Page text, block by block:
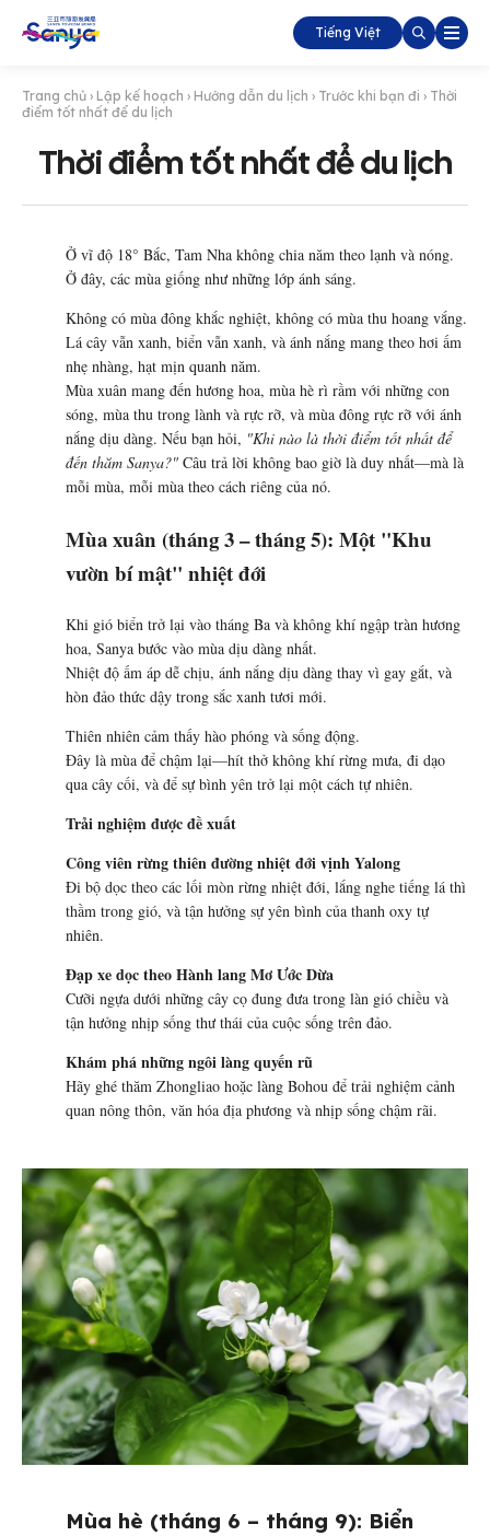
Tiếng Việt
Trang chủ › Lập kế hoạch › Hướng dẫn du lịch › Trước khi bạn đi › Thời
điểm tốt nhất để du lịch
Thời điểm tốt nhất để du lịch
Ở vĩ độ 18° Bắc, Tam Nha không chia năm theo lạnh và nóng.
Ở đây, các mùa giống như những lớp ánh sáng.
Không có mùa đông khắc nghiệt, không có mùa thu hoang vắng.
Lá cây vẫn xanh, biển vẫn xanh, và ánh nắng mang theo hơi ấm
nhẹ nhàng, hạt mịn quanh năm.
Mùa xuân mang đến hương hoa, mùa hè rì rầm với những con
sóng, mùa thu trong lành và rực rỡ, và mùa đông rực rỡ với ánh
nắng dịu dàng. Nếu bạn hỏi, "Khi nào là thời điểm tốt nhất để
đến thăm Sanya?" Câu trả lời không bao giờ là duy nhất—mà là
mỗi mùa, mỗi mùa theo cách riêng của nó.
Mùa xuân (tháng 3 – tháng 5): Một "Khu
vườn bí mật" nhiệt đới
Khi gió biển trở lại vào tháng Ba và không khí ngập tràn hương
hoa, Sanya bước vào mùa dịu dàng nhất.
Nhiệt độ ấm áp dễ chịu, ánh nắng dịu dàng thay vì gay gắt, và
hòn đảo thức dậy trong sắc xanh tươi mới.
Thiên nhiên cảm thấy hào phóng và sống động.
Đây là mùa để chậm lại—hít thở không khí rừng mưa, đi dạo
qua cây cối, và để sự bình yên trở lại một cách tự nhiên.
Trải nghiệm được đề xuất
Công viên rừng thiên đường nhiệt đới vịnh Yalong
Đi bộ dọc theo các lối mòn rừng nhiệt đới, lắng nghe tiếng lá thì
thầm trong gió, và tận hưởng sự yên bình của thanh oxy tự
nhiên.
Đạp xe dọc theo Hành lang Mơ Ước Dừa
Cưỡi ngựa dưới những cây cọ đung đưa trong làn gió chiều và
tận hưởng nhịp sống thư thái của cuộc sống trên đảo.
Khám phá những ngôi làng quyến rũ
Hãy ghé thăm Zhongliao hoặc làng Bohou để trải nghiệm cảnh
quan nông thôn, văn hóa địa phương và nhịp sống chậm rãi.
Mùa hè (tháng 6 – tháng 9): Biển